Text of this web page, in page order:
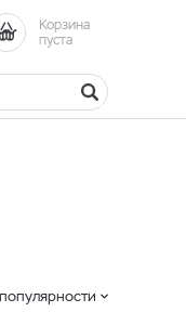
Корзина
пуста